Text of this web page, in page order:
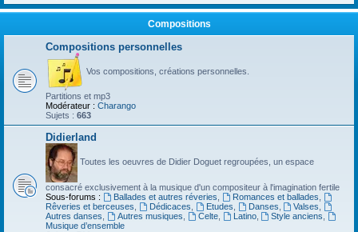
Compositions
Compositions personnelles
Vos compositions, créations personnelles.
Partitions et mp3
Modérateur : Charango
Sujets : 663
Didierland
Toutes les oeuvres de Didier Doguet regroupées, un espace
consacré exclusivement à la musique d'un compositeur à l'imagination fertile
Sous-forums :
Ballades et autres réveries Romances et ballades
Rêveries et berceuses
Dédicaces Etudes Danses Valses
Autres danses
Autres musiques Celte, Latino, Style anciens
Musique d’ensemble